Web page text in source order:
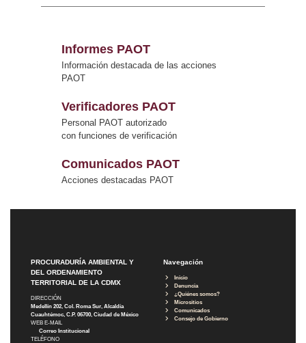
Informes PAOT
Información destacada de las acciones
PAOT
Verificadores PAOT
Personal PAOT autorizado
con funciones de verificación
Comunicados PAOT
Acciones destacadas PAOT
PROCURADURÍA AMBIENTAL Y
DEL ORDENAMIENTO
TERRITORIAL DE LA CDMX
DIRECCIÓN
Medellín 202, Col. Roma Sur, Alcaldía
Cuauhtémoc, C.P. 06700, Ciudad de México
WEB E-MAIL
Correo Institucional
TELÉFONO
Navegación
Inicio
Denuncia
¿Quiénes somos?
Micrositios
Comunicados
Consejo de Gobierno